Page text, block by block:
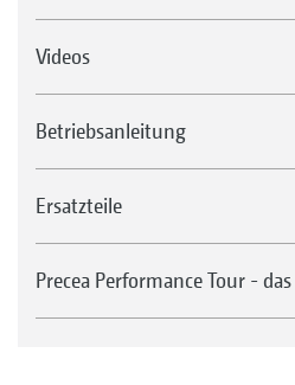
Videos
Betriebsanleitung
Ersatzteile
Precea Performance Tour -